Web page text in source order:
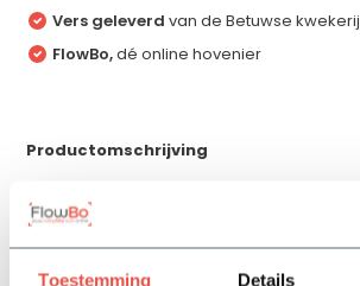
Toestemming Details
Vers geleverd van de Betuwse kwekerij
FlowBo,dé online hovenier
Productomschrijving
Specificaties